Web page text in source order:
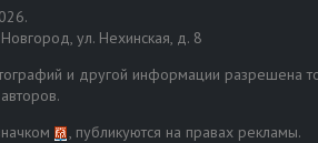
ул. Нехинская, д. 8
и другой информации разрешена
, публикуются на правах рекламы.